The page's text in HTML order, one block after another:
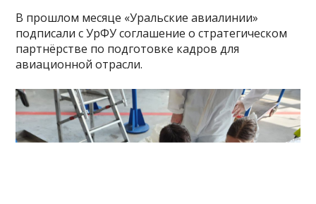
В прошлом месяце «Уральские авиалинии»
подписали с УрФУ соглашение о стратегическом
партнёрстве по подготовке кадров для
авиационной отрасли.